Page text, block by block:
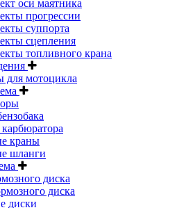
оси маятника
прогрессии
суппорта
сцепления
топливного крана
для мотоцикла
краны
шланги
диска
диска
диски